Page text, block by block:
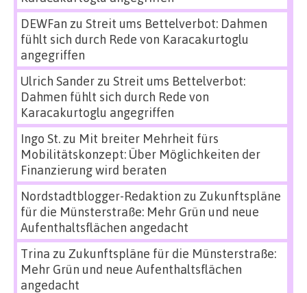
DEWFan zu Streit ums Bettelverbot: Dahmen
fühlt sich durch Rede von Karacakurtoglu
angegriffen
Ulrich Sanderzu Streit ums Bettelverbot:
Dahmen fühlt sich durch Rede von
Karacakurtoglu angegriffen
Ingo St.zu Mit breiter Mehrheit fürs
Mobilitätskonzept: Über Möglichkeiten der
Finanzierung wird beraten
Nordstadtblogger-Redaktion zu Zukunftspläne
für die Münsterstraße: Mehr Grün und neue
Aufenthaltsflächen angedacht
Trina zu Zukunftspläne für die Münsterstraße:
Mehr Grün und neue Aufenthaltsflächen
angedacht